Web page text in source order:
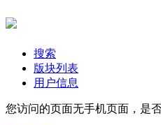
搜索
版块列表
用户信息
您访问的页面无手机页面，是